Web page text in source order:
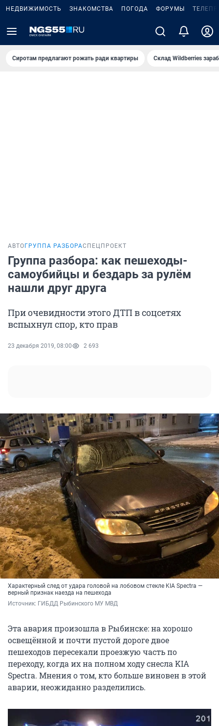
НЕДВИЖИМОСТЬ ЗНАКОМСТВА ПОГОДА ФОРУМЫ
Сиротам предлагают рожать ради квартиры Склад Wildberries
АВТО ГРУППА РАЗБОРАСПЕЦПРОЕКТ
Группа разбора: как пешеходы-
самоубийцы и бездарь за рулём
нашли друг друга
При очевидности этого ДТП в соцсетях
вспыхнул спор, кто прав
23 декабря 2019, 08:00 2 693
Характерный след от удара головой на лобовом стекле KIA Spectra —
верный признак наезда на пешехода
Источник: ГИБДД Рыбинского МУ МВД
Эта авария произошла в Рыбинске: на хорошо
освещённой и почти пустой дороге двое
пешеходов пересекали проезжую часть по
переходу, когда их на полном ходу снесла KIA
Spectra. Мнения о том, кто больше виновен в этой
аварии, неожиданно разделились.